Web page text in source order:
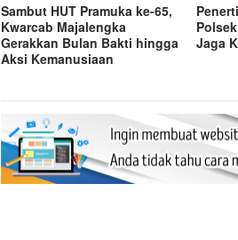
Sambut HUT Pramuka ke-65,
Kwarcab Majalengka
Gerakkan Bulan Bakti hingga
Aksi Kemanusiaan
Jaga